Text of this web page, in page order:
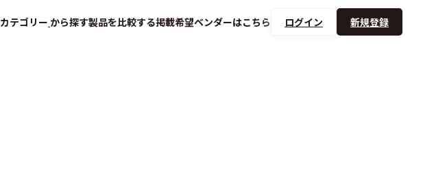
カテゴリー から探す製品を比較する掲載希望ベンダーはこちら ログイン 新規登録